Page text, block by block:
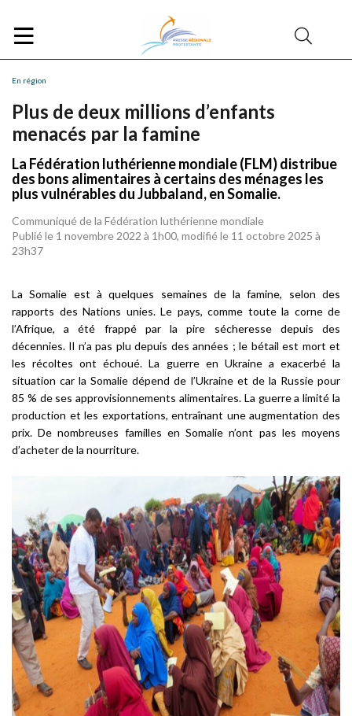
En région
Plus de deux millions d’enfants
menacés par la famine
La Fédération luthérienne mondiale (FLM) distribue
des bons alimentaires à certains des ménages les
plus vulnérables du Jubbaland, en Somalie.
Communiqué de la Fédération luthérienne mondiale
Publié le 1 novembre 2022 à 1h00, modifié le 11 octobre 2025 à
23h37
La Somalie est à quelques semaines de la famine, selon des
rapports des Nations unies. Le pays, comme toute la corne de
l’Afrique, a été frappé par la pire sécheresse depuis des
décennies. Il n’a pas plu depuis des années ; le bétail est mort et
les récoltes ont échoué. La guerre en Ukraine a exacerbé la
situation car la Somalie dépend de l’Ukraine et de la Russie pour
85 % de ses approvisionnements alimentaires. La guerre a limité la
production et les exportations, entraînant une augmentation des
prix. De nombreuses familles en Somalie n’ont pas les moyens
d’acheter de la nourriture.